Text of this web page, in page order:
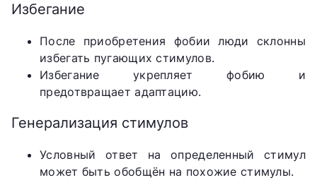
Избегание
После приобретения фобии люди склонны
избегать пугающих стимулов.
Избегание укрепляет фобию и
предотвращает адаптацию.
Генерализация стимулов
Условный ответ на определенный стимул
может быть обобщён на похожие стимулы.